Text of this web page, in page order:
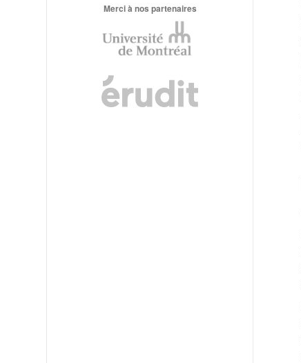
Merci à nos partenaires